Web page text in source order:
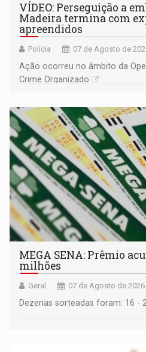
VÍDEO: Perseguição a
Madeira termina com
apreendidos
Polícia 07 de Agosto de
Ação ocorreu no âmbito da
Crime Organizado
MEGA SENA: Prêmio
milhões
Geral 07 de Agosto de 2026
Dezenas sorteadas foram: 16 -